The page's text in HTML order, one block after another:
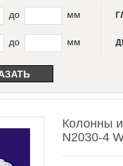
до мм
до мм
Колонны
N2030-4